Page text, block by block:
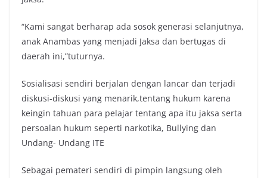
“Kami sangat berharap ada sosok generasi selanjutnya,
anak Anambas yang menjadi Jaksa dan bertugas di
daerah ini,”tuturnya.
Sosialisasi sendiri berjalan dengan lancar dan terjadi
diskusi-diskusi yang menarik,tentang hukum karena
keingin tahuan para pelajar tentang apa itu jaksa serta
persoalan hukum seperti narkotika, Bullying dan
Undang- Undang ITE
Sebagai pemateri sendiri di pimpin langsung oleh